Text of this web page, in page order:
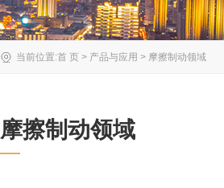
当前位置:首 页 > 产品与应用 > 摩擦制动领域
摩擦制动领域